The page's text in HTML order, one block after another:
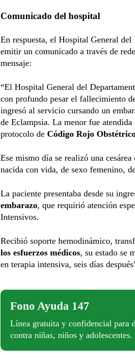
Comunicado del hospital
En respuesta, el Hospital General
emitir un comunicado a través de
mensaje:
“El Hospital General del
con profundo pesar el fallecimiento
ingresó al servicio cursando un
de Eclampsia. La menor fue
protocolo de Código Rojo
Ese mismo día se realizó una
nacida con vida, de sexo femenino,
La paciente presentaba desde su
embarazo, que requirió atención
Intensivos.
Recibió soporte hemodinámico,
los esfuerzos médicos, su estado se
en terapia intensiva, seis días
Fono Ayuda 147
Línea gratuita y confidencial para
contra niñas, niños y